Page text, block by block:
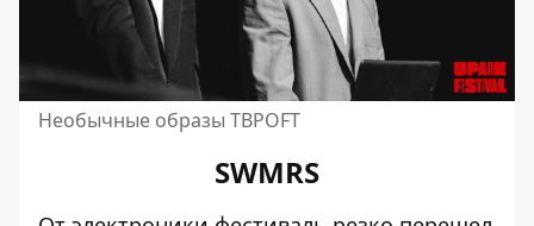
Необычные образы TBPOFT
SWMRS